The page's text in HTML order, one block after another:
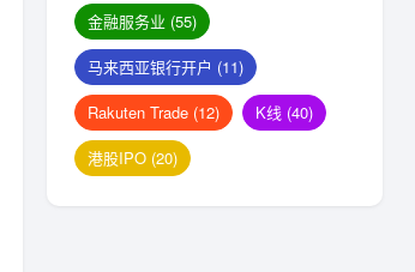
金融服务业 (55)
马来西亚银行开户 (11)
Rakuten Trade (12) K线 (40)
港股IPO (20)